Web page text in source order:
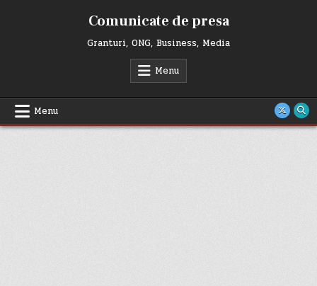
Comunicate de presa
Granturi, ONG, Business, Media
Menu
Menu